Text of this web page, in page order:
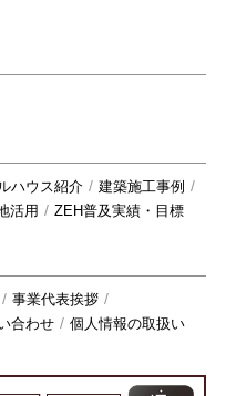
ハウス紹介
建築施工事例
活用 ZEH普及実績・目標
事業代表挨拶
合わせ 個人情報の取扱い